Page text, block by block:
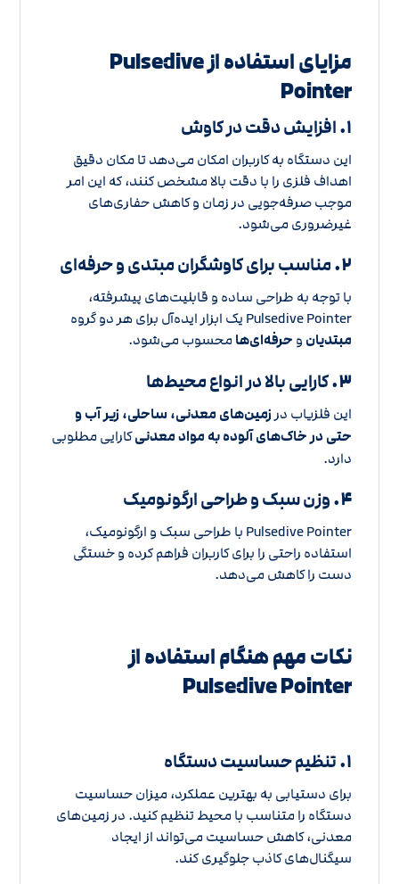
مزایای استفاده از Pulsedive
Pointer
۱. افزایش دقت در کاوش
این دستگاه به کاربران امکان می‌دهد تا مکان دقیق
اهداف فلزی را با دقت بالا مشخص کنند، که این امر
موجب صرفه‌جویی در زمان و کاهش حفاری‌های
غیرضروری می‌شود.
۲. مناسب برای کاوشگران مبتدی و حرفه‌ای
با توجه به طراحی ساده و قابلیت‌های پیشرفته،
Pulsedive Pointer یک ابزار ایده‌آل برای هر دو گروه
مبتدیان و حرفه‌ای‌ها محسوب می‌شود.
۳. کارایی بالا در انواع محیط‌ها
این فلزیاب در زمین‌های معدنی، ساحلی، زیر آب و
حتی در خاک‌های آلوده به مواد معدنیکارایی مطلوبی
دارد.
۴. وزن سبک و طراحی ارگونومیک
Pulsedive Pointer با طراحی سبک و ارگونومیک،
استفاده راحتی را برای کاربران فراهم کرده و خستگی
دست را کاهش می‌دهد.
نکات مهم هنگام استفاده از
Pulsedive Pointer
۱. تنظیم حساسیت دستگاه
برای دستیابی به بهترین عملکرد، میزان حساسیت
دستگاه را متناسب با محیط تنظیم کنید. در زمین‌های
معدنی، کاهش حساسیت می‌تواند از ایجاد
سیگنال‌های کاذب جلوگیری کند.